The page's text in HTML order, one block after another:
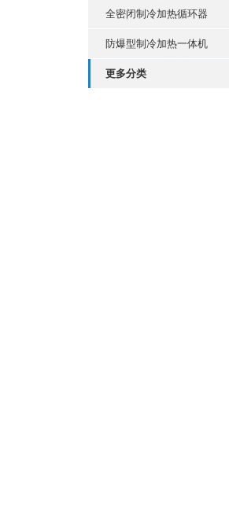
全密闭制冷加热循环器
防爆型制冷加热一体机
更多分类